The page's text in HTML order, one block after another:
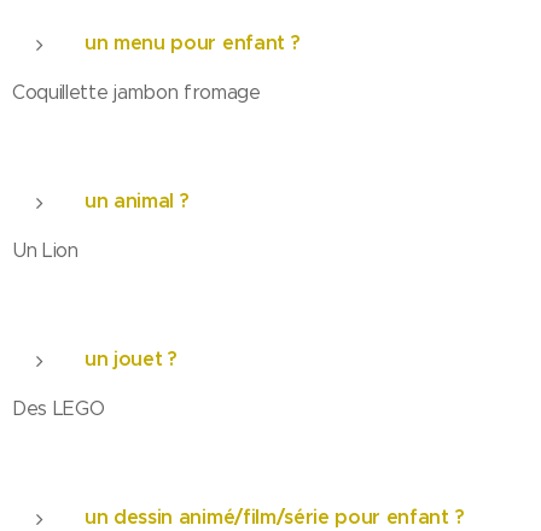
un menu pour enfant ?
Coquillette jambon fromage
un animal ?
Un Lion
un jouet ?
Des LEGO
un dessin animé/film/série pour enfant ?